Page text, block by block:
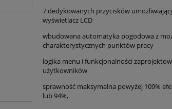
7 dedykowanych przycisków
wyświetlacz LCD
wbudowana automatyka pogodowa z
charakterystycznych punktów pracy
logika menu i funkcjonalności
użytkowników
sprawność maksymalna powyżej 109%
lub 94%,